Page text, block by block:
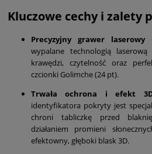
Kluczowe cechy i zalety
Precyzyjny grawer laserowy
wypalane technologią
krawędzi, czytelność oraz
czcionki Golimche (24 pt).
Trwała ochrona i efekt 3D
identyfikatora pokryty jest
chroni tabliczkę przed
działaniem promieni
efektowny, głęboki blask 3D.